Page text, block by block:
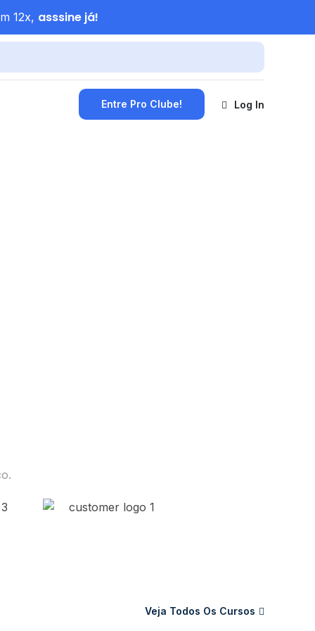
12x, asssine já!
Entre Pro Clube! Log In
Veja Todos Os Cursos